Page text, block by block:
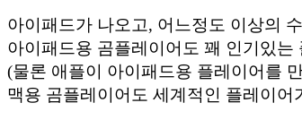
아이패드가 나오고, 어느정도 이상의
아이패드용 곰플레이어도 꽤 인기있는
(물론 애플이 아이패드용 플레이어를
맥용 곰플레이어도 세계적인 플레이